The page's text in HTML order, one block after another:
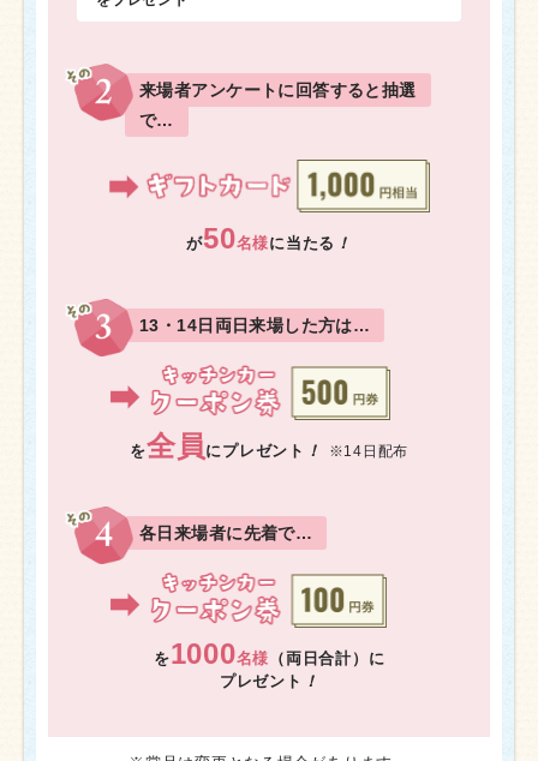
来場者アンケートに回答すると抽選
で…
が50名様に当たる ！
13・14日両日来場した方は…
を全員 にプレゼント ！ ※14日配布
各日来場者に先着で…
を1000名様 （両日合計）に
プレゼント ！